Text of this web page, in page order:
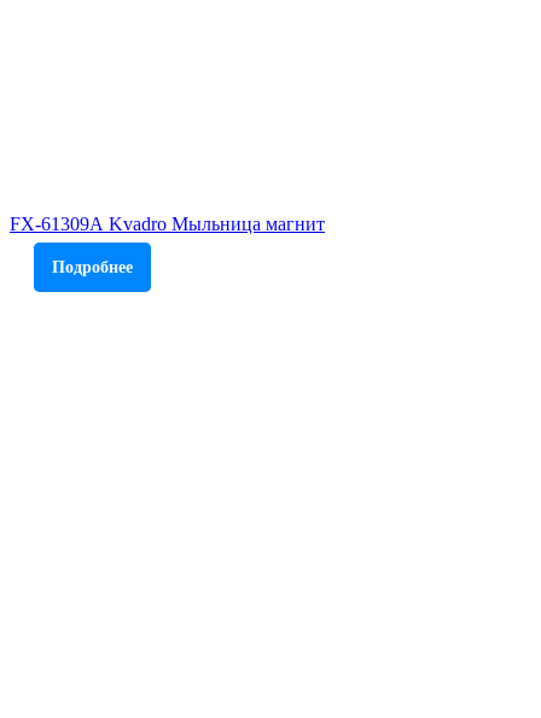
FX-61309А Kvadro Мыльница магнит
Подробнее